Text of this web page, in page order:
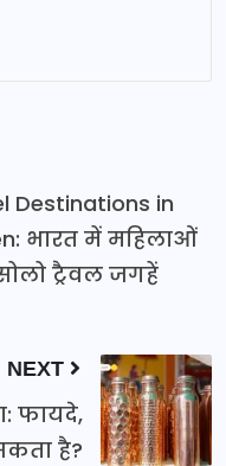
Destinations in
भारत में महिलाओं
ट्रैवल जगहें
NEXT
फायदे,
है?